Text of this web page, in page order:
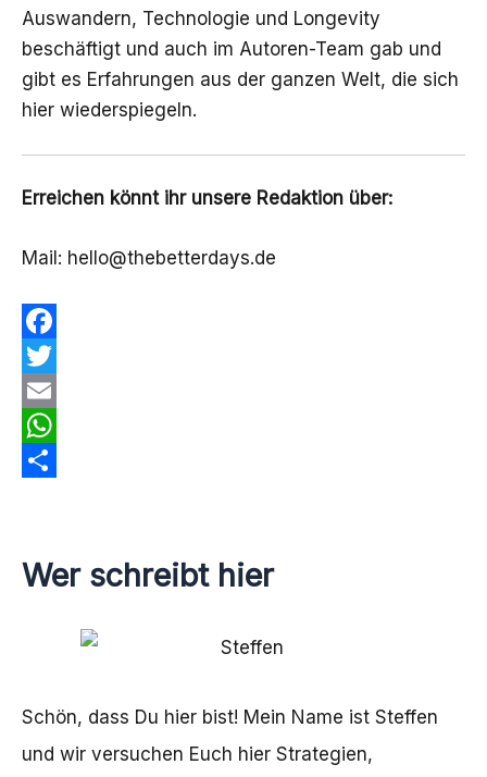
Auswandern, Technologie und Longevity
beschäftigt und auch im Autoren-Team gab und
gibt es Erfahrungen aus der ganzen Welt, die sich
hier wiederspiegeln.
Erreichen könnt ihr unsere Redaktion über:
Mail: hello@thebetterdays.de
F
a
c
e
o
T
w
e
E
m
l
W
t
iWer schreibt hier
Schön, dass Du hier bist! Mein Name ist Steffen
und wir versuchen Euch hier Strategien,